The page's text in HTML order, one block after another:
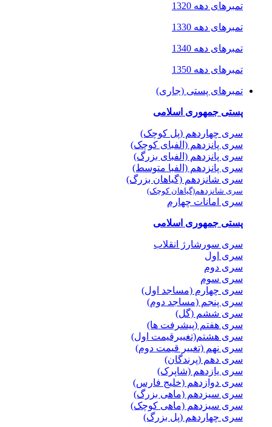
تمبرهای دهه 1320
تمبرهای دهه 1330
تمبرهای دهه 1340
تمبرهای دهه 1350
تمبرهای پستی (جاری)
پستی جمهوری اسلامی
سری چهاردهم (پل کوچک)
سری پانزدهم (الفبای کوچک)
سری پانزدهم (الفبای بزرگ)
سری پانزدهم (الفبا متوسط)
سری شانزدهم (گیاهان بزرگ)
سری شانزدهم(گیاهان کوچک)
سری امانات چهارم
پستی جمهوری اسلامی
سری سورشارژ انقلاب
سری اول
سری دوم
سری سوم
سری چهارم (مساجد اول)
سری پنجم (مساجد دوم)
سری ششم (گل)
سری هفتم (پیشرفت ها)
سری هشتم(تغییرقیمت اول)
سری نهم (تغییر قیمت دوم)
سری دهم (پرندگان)
سری یازدهم (شاپرک)
سری دوازدهم (خلیج فارس)
سری سیزدهم (ماهی بزرگ)
سری سیزدهم (ماهی کوچک)
سری چهاردهم (پل بزرگ)